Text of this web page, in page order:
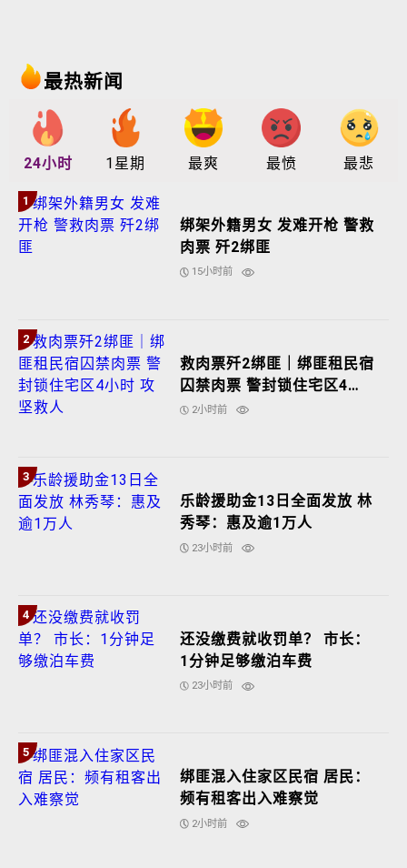
最热新闻
24小时 1星期 最爽 最愤 最悲
1
绑架外籍男女 发难开枪 警救
肉票 歼2绑匪
15小时前
2
救肉票歼2绑匪｜绑匪租民宿
囚禁肉票 警封锁住宅区4小
时 攻坚救人
2小时前
3
乐龄援助金13日全面发放 林
秀琴：惠及逾1万人
23小时前
4
还没缴费就收罚单？ 市长：
1分钟足够缴泊车费
23小时前
5
绑匪混入住家区民宿 居民：
频有租客出入难察觉
2小时前